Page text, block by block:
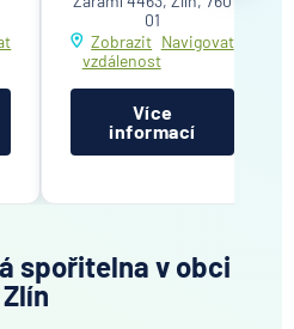
01
Zobrazit
vzdálenost
Navigovat
Více
informací
spořitelna v obci
Zlín